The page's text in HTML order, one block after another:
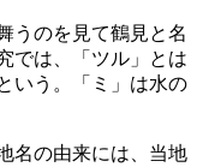
うのを見て鶴見と名
では、「ツル」とは
いう。「ミ」は水の
名の由来には、当地